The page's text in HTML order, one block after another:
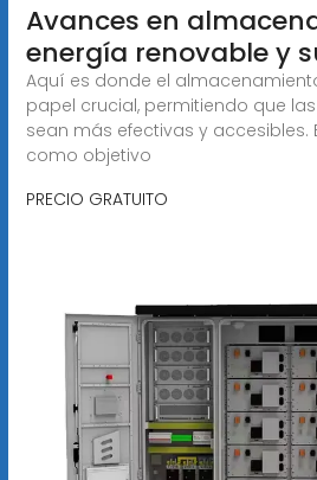
Avances en
energía renovable y
Aquí es donde el
papel crucial, permitiendo que
sean más efectivas y accesibles.
como objetivo
PRECIO GRATUITO